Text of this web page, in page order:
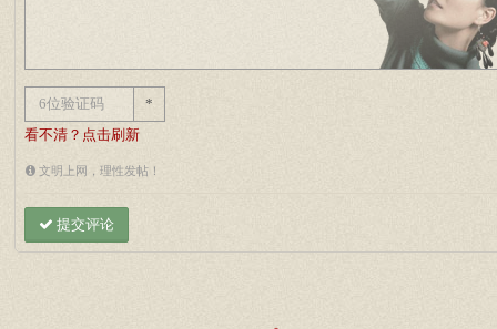
*
看不清？点击刷新
文明上网，理性发帖！
提交评论